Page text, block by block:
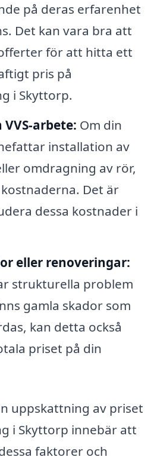
på deras erfarenhet
Det kan vara bra att
för att hitta ett
pris på
i Skyttorp.
arbete: Om din
installation av
omdragning av rör,
Det är
dessa kostnader i
eller renoveringar:
strukturella problem
gamla skador som
kan detta också
priset på din
uppskattning av priset
i Skyttorp innebär att
faktorer och